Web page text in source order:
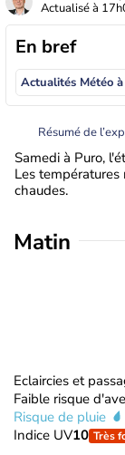
Actualisé à
En bref
Résumé de
Samedi à Puro,
Les
chaudes.
Matin
Eclaircies et
Faible risque
Risque de pluie
Indice UV10 Très